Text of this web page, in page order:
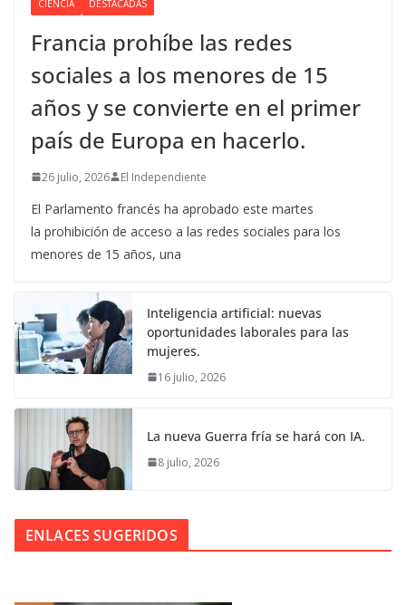
CIENCIA DESTACADAS
Francia prohíbe las redes
sociales a los menores de 15
años y se convierte en el primer
país de Europa en hacerlo.
26 julio, 2026 El Independiente
El Parlamento francés ha aprobado este martes
la prohibición de acceso a las redes sociales para los
menores de 15 años, una
Inteligencia artificial: nuevas
oportunidades laborales para las
mujeres.
16 julio, 2026
La nueva Guerra fría se hará con IA.
8 julio, 2026
ENLACES SUGERIDOS